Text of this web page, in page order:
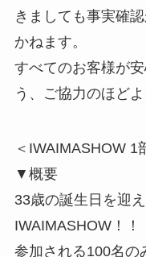
きましても事実確
かねます。
すべてのお客様が
う、ご協力のほど
＜IWAIMASHOW 1
▼概要
33歳の誕生日を迎
IWAIMASHOW！！
参加される100名の